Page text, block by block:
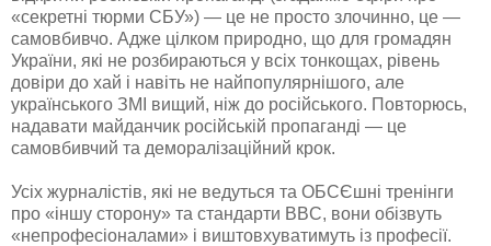
«секретні тюрми СБУ») — це не просто злочинно, це —
самовбивчо. Адже цілком природно, що для громадян
України, які не розбираються у всіх тонкощах, рівень
довіри до хай і навіть не найпопулярнішого, але
українського ЗМІ вищий, ніж до російського. Повторюсь,
надавати майданчик російській пропаганді — це
самовбивчий та деморалізаційний крок.
Усіх журналістів, які не ведуться та ОБСЄшні тренінги
про «іншу сторону» та стандарти BBC, вони обізвуть
«непрофесіоналами» і виштовхуватимуть із професії.